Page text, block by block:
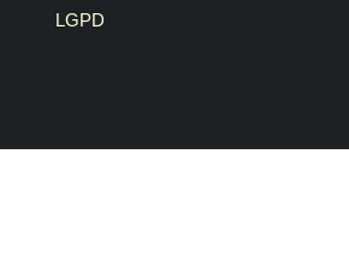
LGPD